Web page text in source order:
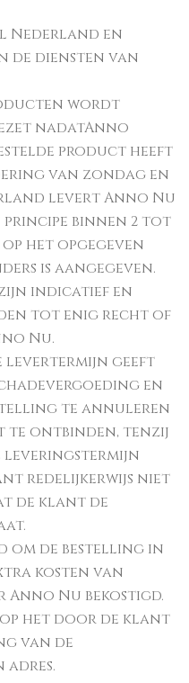
Nederland en
de diensten van
wordt
nadatAnno
product heeft
van zondag en
levert Anno Nu
binnen 2 tot
het opgegeven
is aangegeven.
indicatief en
tot enig recht of
Nu.
levertermijn geeft
en
te annuleren
te ontbinden, tenzij
leveringstermijn
redelijkerwijs niet
de klant de
om de bestelling in
kosten van
Nu bekostigd.
op het door de klant
van de
adres.